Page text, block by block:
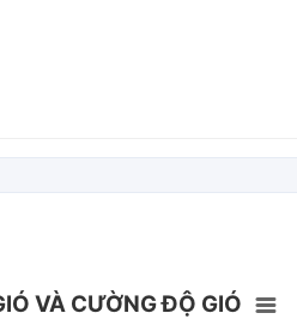
VÀ CƯỜNG ĐỘ GIÓ